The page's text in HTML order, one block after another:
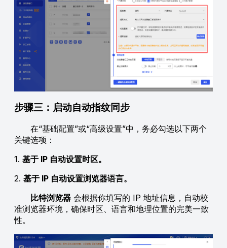
步骤三：启动自动指纹同步
在“基础配置”或“高级设置”中，务必勾选以下两个
关键选项：
1. 基于 IP 自动设置时区。
2. 基于 IP 自动设置浏览器语言。
比特浏览器 会根据你填写的 IP 地址信息，自动校
准浏览器环境，确保时区、语言和地理位置的完美一致
性。